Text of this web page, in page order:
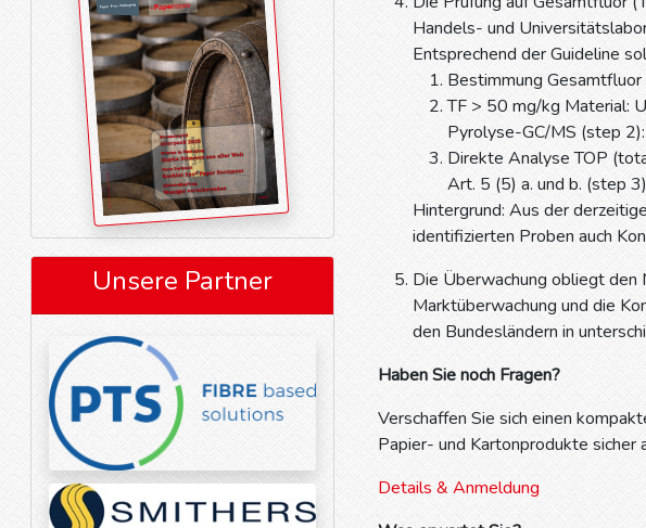
Unsere Partner
Handels- und
Entsprechend der Guideline
Bestimmung
TF > 50 mg/kg Material:
Pyrolyse-GC/MS (step
Direkte Analyse TOP
Art. 5 (5) a. und b. (step 3)
Hintergrund: Aus der
identifizierten Proben auch
Die Überwachung obliegt
Marktüberwachung und die
den Bundesländern in
Haben Sie noch Fragen?
Verschaffen Sie sich einen
Papier- und Kartonprodukte sicher
Details & Anmeldung